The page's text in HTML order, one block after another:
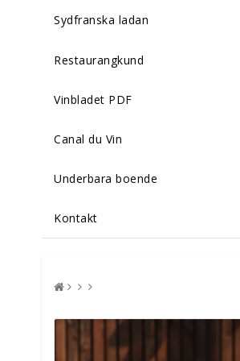
Sydfranska ladan
Restaurangkund
Vinbladet PDF
Canal du Vin
Underbara boende
Kontakt